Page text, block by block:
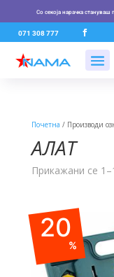
Со секоја нарачка
071 308 777 
Почетна / Производи
АЛАТ
Прикажани се
20
%